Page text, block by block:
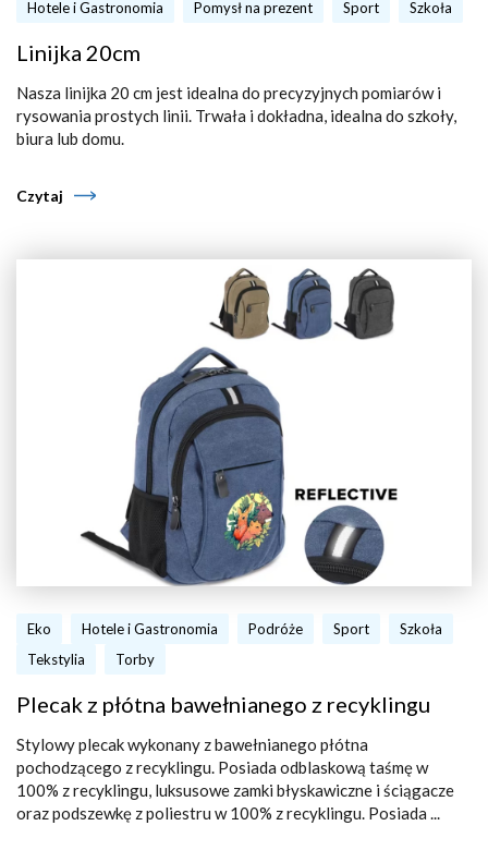
Hotele i Gastronomia Pomysł na prezent Sport Szkoła
Linijka 20cm
Nasza linijka 20 cm jest idealna do precyzyjnych pomiarów i
rysowania prostych linii. Trwała i dokładna, idealna do szkoły,
biura lub domu.
Czytaj
Eko Hotele i Gastronomia Podróże Sport
Szkoła
Tekstylia
Torby
Plecak z płótna bawełnianego z recyklingu
Stylowy plecak wykonany z bawełnianego płótna
pochodzącego z recyklingu. Posiada odblaskową taśmę w
100% z recyklingu, luksusowe zamki błyskawiczne i ściągacze
oraz podszewkę z poliestru w 100% z recyklingu. Posiada ...